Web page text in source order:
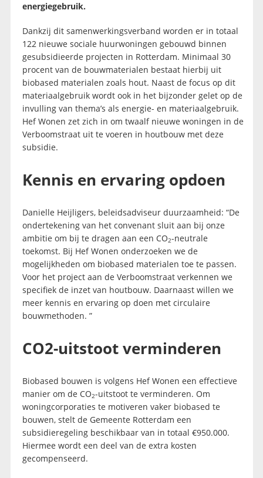
energiegebruik.
Dankzij dit samenwerkingsverband worden er in totaal
122 nieuwe sociale huurwoningen gebouwd binnen
gesubsidieerde projecten in Rotterdam. Minimaal 30
procent van de bouwmaterialen bestaat hierbij uit
biobased materialen zoals hout. Naast de focus op dit
materiaalgebruik wordt ook in het bijzonder gelet op de
invulling van thema’s als energie- en materiaalgebruik.
Hef Wonen zet zich in om twaalf nieuwe woningen in de
Verboomstraat uit te voeren in houtbouw met deze
subsidie.
Kennis en ervaring opdoen
Danielle Heijligers, beleidsadviseur duurzaamheid: “De
ondertekening van het convenant sluit aan bij onze
ambitie om bij te dragen aan een CO2-neutrale
toekomst. Bij Hef Wonen onderzoeken we de
mogelijkheden om biobased materialen toe te passen.
Voor het project aan de Verboomstraat verkennen we
specifiek de inzet van houtbouw. Daarnaast willen we
meer kennis en ervaring op doen met circulaire
bouwmethoden. ”
CO2-uitstoot verminderen
Biobased bouwen is volgens Hef Wonen een effectieve
manier om de CO2-uitstoot te verminderen. Om
woningcorporaties te motiveren vaker biobased te
bouwen, stelt de Gemeente Rotterdam een
subsidieregeling beschikbaar van in totaal €950.000.
Hiermee wordt een deel van de extra kosten
gecompenseerd.